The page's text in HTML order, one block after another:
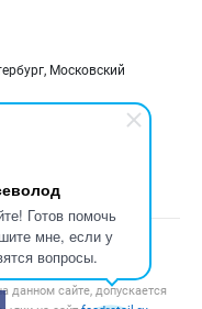
Готов помочь
мне, если у
вопросы.
Московский
логотипы
данном сайте, допускается